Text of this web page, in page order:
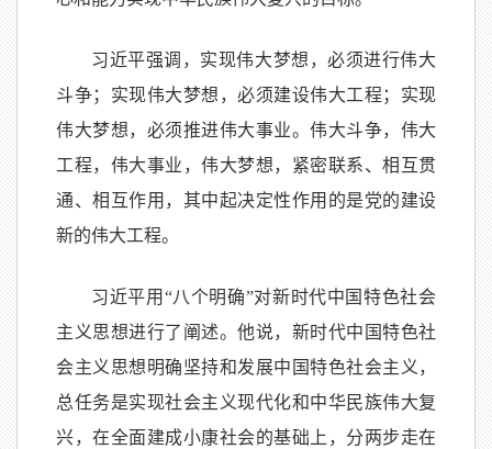
习近平强调，实现伟大梦想，必须进行伟大
斗争；实现伟大梦想，必须建设伟大工程；实现
伟大梦想，必须推进伟大事业。伟大斗争，伟大
工程，伟大事业，伟大梦想，紧密联系、相互贯
通、相互作用，其中起决定性作用的是党的建设
新的伟大工程。
习近平用“八个明确”对新时代中国特色社会
主义思想进行了阐述。他说，新时代中国特色社
会主义思想明确坚持和发展中国特色社会主义，
总任务是实现社会主义现代化和中华民族伟大复
兴，在全面建成小康社会的基础上，分两步走在